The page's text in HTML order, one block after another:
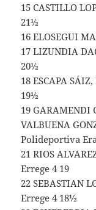
15 CASTILLO
21½
16 ELOSEGUI
17 LIZUNDIA
20½
18 ESCAPA
19½
19 GARAMENDI
VALBUENA
Polideportiva
21 RIOS
Errege 4 19
22 SEBASTIAN
Errege 4 18½